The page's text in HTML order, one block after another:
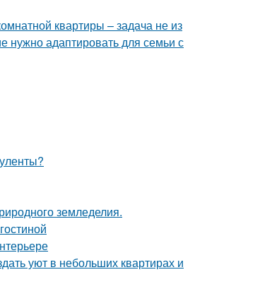
квартиры – задача не из
нужно адаптировать для семьи с
земледелия.
уют в небольших квартирах и